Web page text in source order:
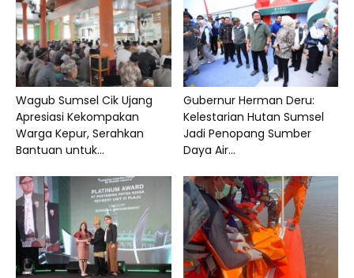
Wagub Sumsel Cik Ujang
Apresiasi Kekompakan
Warga Kepur, Serahkan
Bantuan untuk...
Gubernur Herman Deru:
Kelestarian Hutan Sumsel
Jadi Penopang Sumber
Daya Air...